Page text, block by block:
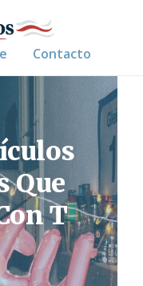
Contacto
Que
T